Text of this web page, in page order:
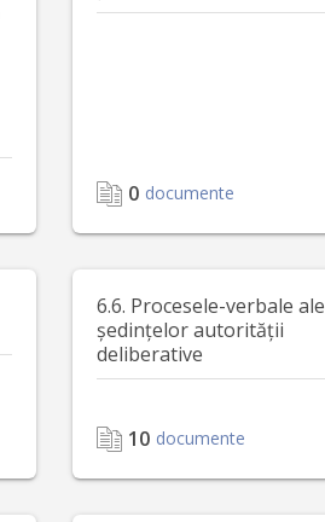
0 documente
6.6. Procesele-verbale ale
ședințelor autorității
deliberative
10 documente